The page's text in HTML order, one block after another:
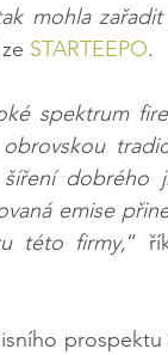
mohla
STARTEEPO.
spektrum
dobrého
emise
této firmy,“